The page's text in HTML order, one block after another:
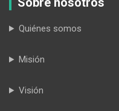
Quiénes somos
Misión
Visión